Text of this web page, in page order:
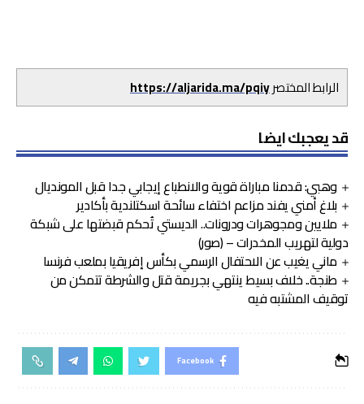
الرابط المختصرhttps://aljarida.ma/pqiy
قد يعجبك ايضا
وهبي: قدمنا مباراة قوية والانطباع إيجابي جدا قبل المونديال
بلاغ أمني يفند مزاعم اختفاء سائحة اسكتلندية بأكادير
ملايين ومجوهرات ودرونات.. الديستي تُحكم قبضتها على شبكة
دولية لتهريب المخدرات – (صور)
ماني يغيب عن الاحتفال الرسمي بكأس إفريقيا بملعب فرنسا
طنجة.. خلاف بسيط ينتهي بجريمة قتل والشرطة تتمكن من
توقيف المشتبه فيه
Facebook